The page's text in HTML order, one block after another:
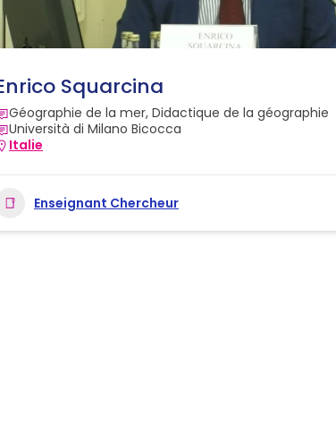
Squarcina
Géographie de la mer, Didactique de la géographie
Università di Milano Bicocca
Italie
Enseignant Chercheur